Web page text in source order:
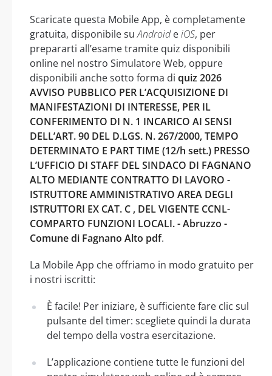
Scaricate questa Mobile App, è completamente
gratuita, disponibile suAndroideiOS, per
prepararti all’esame tramite quiz disponibili
online nel nostro Simulatore Web, oppure
disponibili anche sotto forma di quiz 2026
AVVISO PUBBLICO PER L’ACQUISIZIONE DI
MANIFESTAZIONI DI INTERESSE, PER IL
CONFERIMENTO DI N. 1 INCARICO AI SENSI
DELL’ART. 90 DEL D.LGS. N. 267/2000, TEMPO
DETERMINATO E PART TIME (12/h sett.) PRESSO
L’UFFICIO DI STAFF DEL SINDACO DI FAGNANO
ALTO MEDIANTE CONTRATTO DI LAVORO -
ISTRUTTORE AMMINISTRATIVO AREA DEGLI
ISTRUTTORI EX CAT. C , DEL VIGENTE CCNL-
COMPARTO FUNZIONI LOCALI. - Abruzzo -
Comune di Fagnano Alto pdf.
La Mobile App che offriamo in modo gratuito per
i nostri iscritti:
È facile! Per iniziare, è sufficiente fare clic sul
pulsante del timer: scegliete quindi la durata
del tempo della vostra esercitazione.
L’applicazione contiene tutte le funzioni del